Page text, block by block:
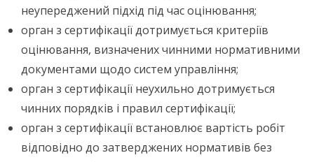
неупереджений підхід під час оцінювання;
орган з сертифікації дотримується критеріїв
оцінювання, визначених чинними нормативними
документами щодо систем управління;
орган з сертифікації неухильно дотримується
чинних порядків і правил сертифікації;
орган з сертифікації встановлює вартість робіт
відповідно до затверджених нормативів без